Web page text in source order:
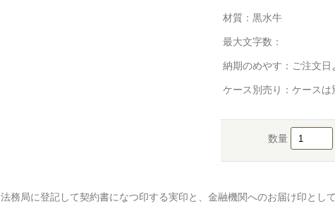
材質：黒水牛
最大文字数：
納期のめやす：ご注文日
ケース別売り：ケースは
数量
法務局に登記して契約書になつ印する実印と、金融機関へのお届け印とし